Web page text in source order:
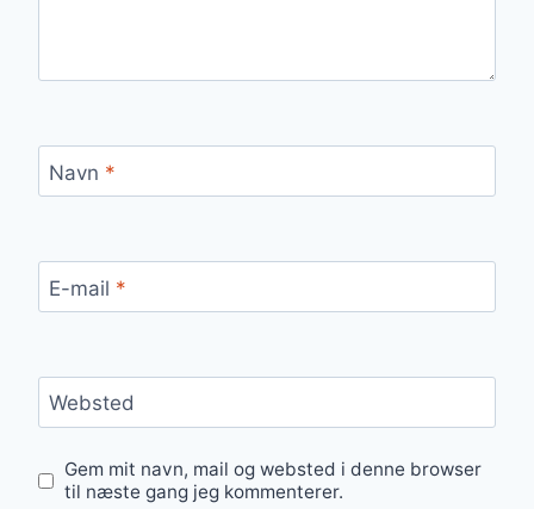
Navn *
E-mail *
Websted
Gem mit navn, mail og websted i denne browser
til næste gang jeg kommenterer.